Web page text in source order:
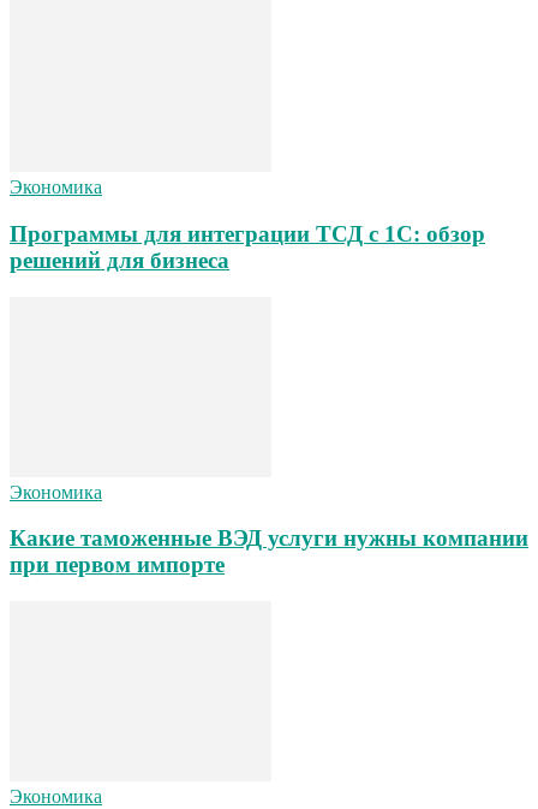
Экономика
Программы для интеграции ТСД с 1С: обзор
решений для бизнеса
Экономика
Какие таможенные ВЭД услуги нужны компании
при первом импорте
Экономика